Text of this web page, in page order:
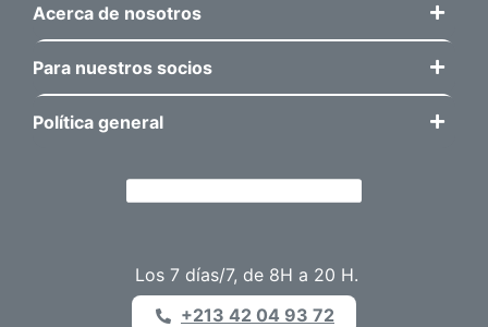
Acerca de nosotros
Para nuestros socios
Política general
Los 7 días/7, de 8H a 20 H.
+213 42 04 93 72